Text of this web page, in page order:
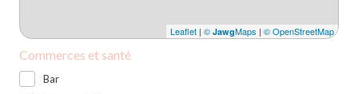
Leaflet | © JawgMaps | © OpenStreetMap
Commerces et santé
Bar